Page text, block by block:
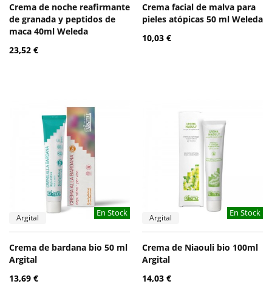
Crema de noche reafirmante
de granada y peptidos de
maca 40ml Weleda
23,52 €
Crema facial de malva para
pieles atópicas 50 ml Weleda
10,03 €
En Stock
Argital
Crema de bardana bio 50 ml
Argital
13,69 €
En Stock
Argital
Crema de Niaouli bio 100ml
Argital
14,03 €